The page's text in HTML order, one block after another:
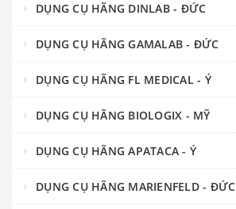
DỤNG CỤ HÃNG DINLAB - ĐỨC
DỤNG CỤ HÃNG GAMALAB - ĐỨC
DỤNG CỤ HÃNG FL MEDICAL - Ý
DỤNG CỤ HÃNG BIOLOGIX - MỸ
DỤNG CỤ HÃNG APATACA - Ý
DỤNG CỤ HÃNG MARIENFELD - ĐỨC